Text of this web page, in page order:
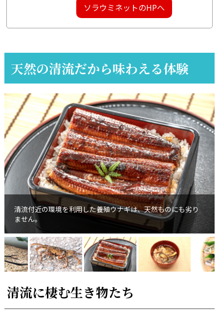
ソラウミネットのHPへ
天然の清流だから味わえる体験
清流付近の環境を利用した養殖ウナギは、天然ものにも劣り
ません。
清流に棲む生き物たち